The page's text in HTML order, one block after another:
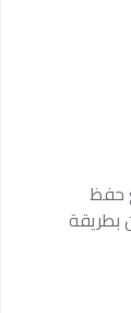
حفظ
بطريقة